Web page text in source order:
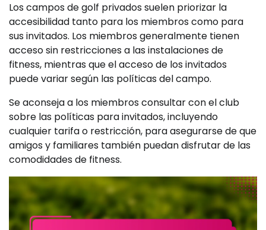
Los campos de golf privados suelen priorizar la
accesibilidad tanto para los miembros como para
sus invitados. Los miembros generalmente tienen
acceso sin restricciones a las instalaciones de
fitness, mientras que el acceso de los invitados
puede variar según las políticas del campo.
Se aconseja a los miembros consultar con el club
sobre las políticas para invitados, incluyendo
cualquier tarifa o restricción, para asegurarse de que
amigos y familiares también puedan disfrutar de las
comodidades de fitness.